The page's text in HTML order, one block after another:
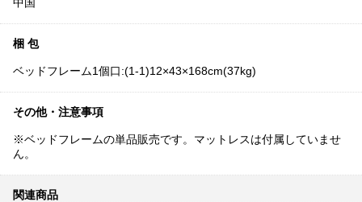
梱 包
ベッドフレーム1個口:(1-1)12×43×168cm(37kg)
その他・注意事項
※ベッドフレームの単品販売です。マットレスは付属していませ
ん。
関連商品